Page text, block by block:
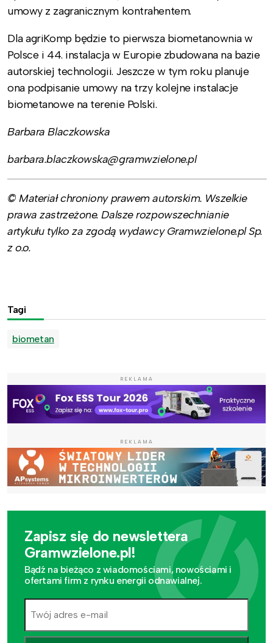
umowy z zagranicznym kontrahentem.
Dla agriKomp będzie to pierwsza biometanownia w
Polsce i 44. instalacja w Europie zbudowana na bazie
autorskiej technologii. Jeszcze w tym roku planuje
ona podpisanie umowy na trzy kolejne instalacje
biometanowe na terenie Polski.
Barbara Blaczkowska
barbara.blaczkowska@gramwzielone.pl
© Materiał chroniony prawem autorskim. Wszelkie
prawa zastrzeżone. Dalsze rozpowszechnianie
artykułu tylko za zgodą wydawcy Gramwzielone.pl Sp.
z o.o.
Tagi
biometan
REKLAMA
REKLAMA
Zapisz się do newslettera
Gramwzielone.pl!
Bądź na bieżąco z wiadomościami, nowościami i
ofertami firm z rynku energii odnawialnej.